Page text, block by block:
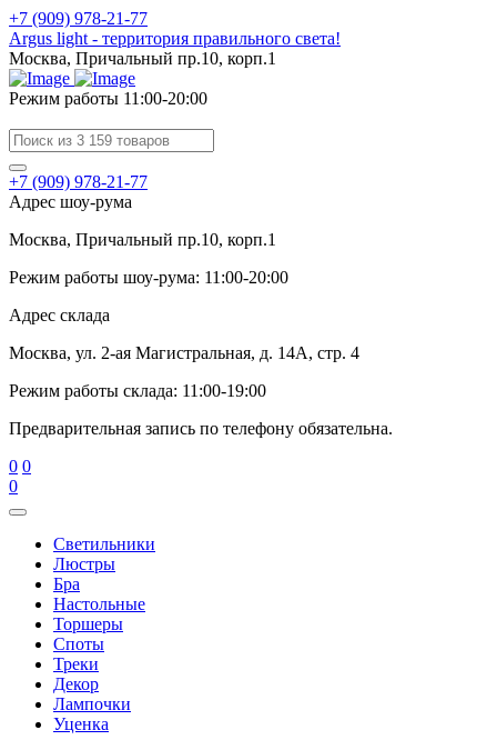
+7 (909) 978-21-77
Argus light - территория правильного света!
Москва, Причальный пр.10, корп.1
Режим работы 11:00-20:00
+7 (909) 978-21-77
Адрес шоу-рума
Москва, Причальный пр.10, корп.1
Режим работы шоу-рума: 11:00-20:00
Адрес склада
Москва, ул. 2-ая Магистральная, д. 14А, стр. 4
Режим работы склада: 11:00-19:00
Предварительная запись по телефону обязательна.
0 0
0
Cветильники
Люстры
Бра
Настольные
Торшеры
Споты
Треки
Декор
Лампочки
Уценка